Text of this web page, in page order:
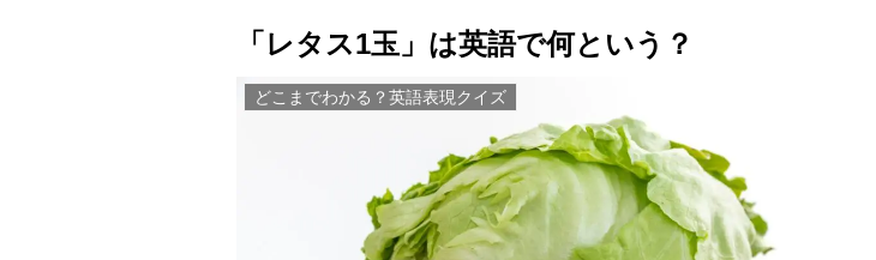
「レタス1玉」は英語で何という？
どこまでわかる？英語表現クイズ